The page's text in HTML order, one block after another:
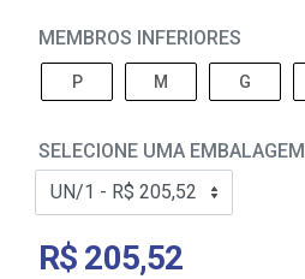
MEMBROS INFERIORES
P M G
SELECIONE UMA EMBALAGEM
R$ 205,52